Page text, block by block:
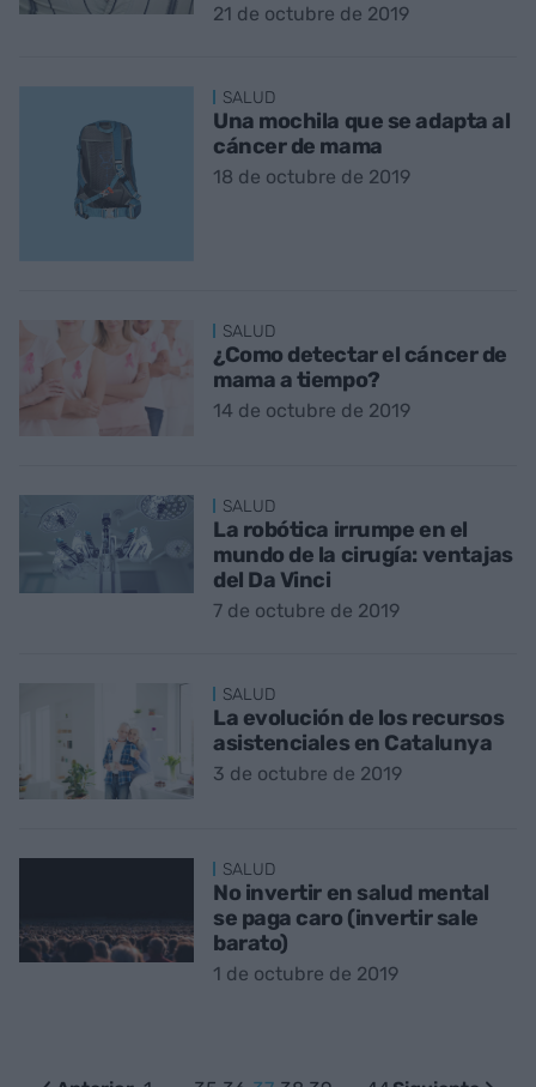
21 de octubre de 2019
SALUD
Una mochila que se adapta al
cáncer de mama
18 de octubre de 2019
SALUD
¿Como detectar el cáncer de
mama a tiempo?
14 de octubre de 2019
SALUD
La robótica irrumpe en el
mundo de la cirugía: ventajas
del Da Vinci
7 de octubre de 2019
SALUD
La evolución de los recursos
asistenciales en Catalunya
3 de octubre de 2019
SALUD
No invertir en salud mental
se paga caro (invertir sale
barato)
1 de octubre de 2019